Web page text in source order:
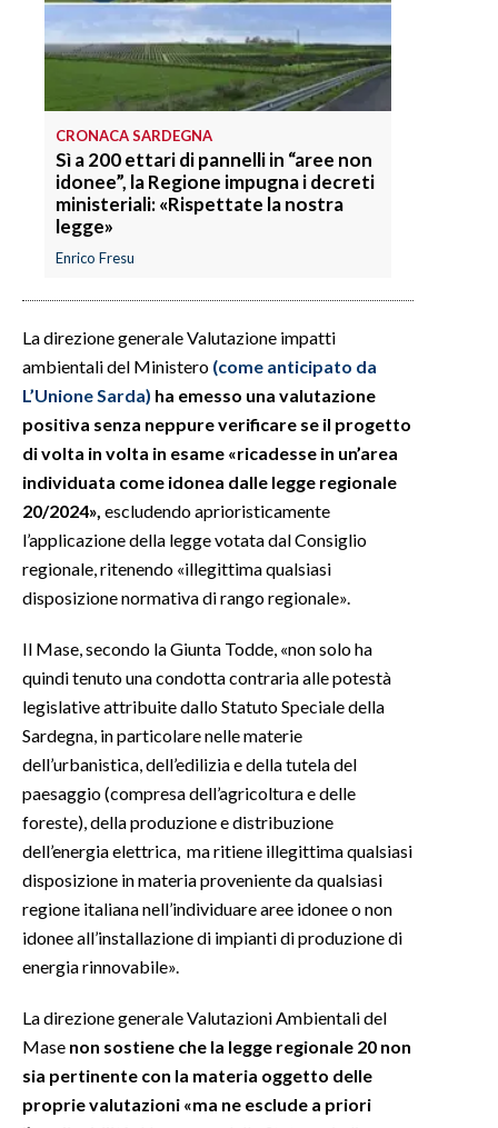
STORE
CRONACA SARDEGNA
Sì a 200 ettari di pannelli in “aree non
idonee”, la Regione impugna i decreti
ministeriali: «Rispettate la nostra
legge»
Enrico Fresu
La direzione generale Valutazione impatti
ambientali del Ministero (come anticipato da
L’Unione Sarda) ha emesso una valutazione
positiva senza neppure verificare se il progetto
di volta in volta in esame «ricadesse in un’area
individuata come idonea dalle legge regionale
20/2024», escludendo aprioristicamente
l’applicazione della legge votata dal Consiglio
regionale, ritenendo «illegittima qualsiasi
disposizione normativa di rango regionale».
Il Mase, secondo la Giunta Todde, «non solo ha
quindi tenuto una condotta contraria alle potestà
legislative attribuite dallo Statuto Speciale della
Sardegna, in particolare nelle materie
dell’urbanistica, dell’edilizia e della tutela del
paesaggio (compresa dell’agricoltura e delle
foreste), della produzione e distribuzione
dell’energia elettrica, ma ritiene illegittima qualsiasi
disposizione in materia proveniente da qualsiasi
regione italiana nell’individuare aree idonee o non
idonee all’installazione di impianti di produzione di
energia rinnovabile».
La direzione generale Valutazioni Ambientali del
Mase non sostiene che la legge regionale 20 non
sia pertinente con la materia oggetto delle
proprie valutazioni «ma ne esclude a priori